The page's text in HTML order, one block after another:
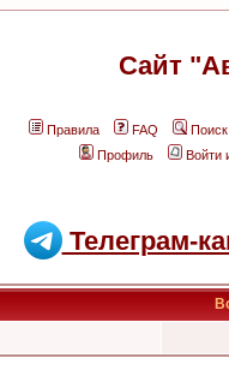
Сайт
Правила FAQ
Поиск
Профиль
Войти
Телеграм-